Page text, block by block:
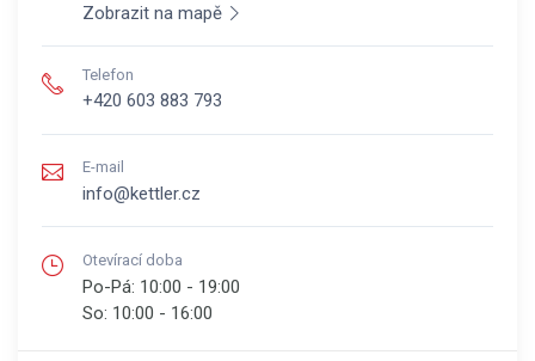
Zobrazit na mapě
Telefon
+420 603 883 793
E-mail
info@kettler.cz
Otevírací doba
Po-Pá: 10:00 - 19:00
So: 10:00 - 16:00